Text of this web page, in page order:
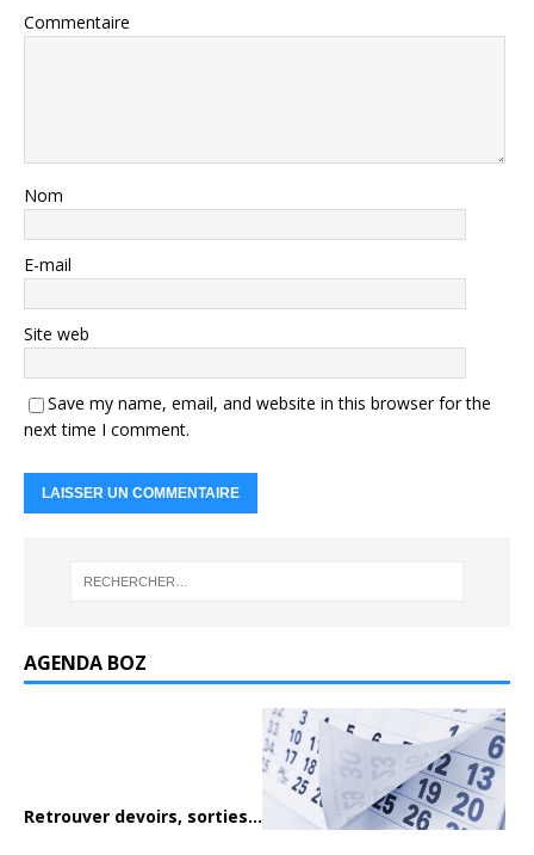
Commentaire
Nom
E-mail
Site web
Save my name, email, and website in this browser for the
next time I comment.
AGENDA BOZ
Retrouver devoirs, sorties...